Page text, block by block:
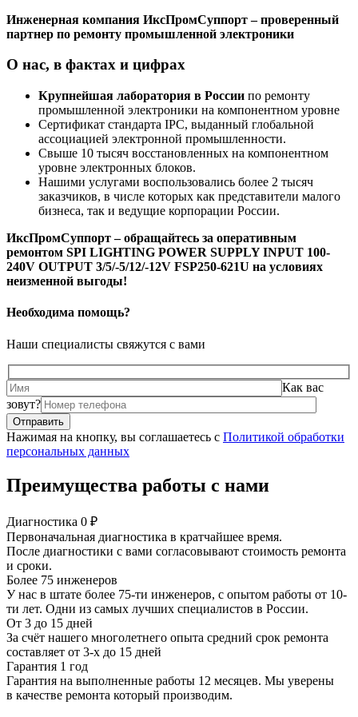
Инженерная компания ИксПромСуппорт – проверенный
партнер по ремонту промышленной электроники
О нас, в фактах и цифрах
Крупнейшая лаборатория в России по ремонту
промышленной электроники на компонентном уровне
Сертификат стандарта IPC, выданный глобальной
ассоциацией электронной промышленности.
Свыше 10 тысяч восстановленных на компонентном
уровне электронных блоков.
Нашими услугами воспользовались более 2 тысяч
заказчиков, в числе которых как представители малого
бизнеса, так и ведущие корпорации России.
ИксПромСуппорт – обращайтесь за оперативным
ремонтом SPI LIGHTING POWER SUPPLY INPUT 100-
240V OUTPUT 3/5/-5/12/-12V FSP250-621U на условиях
неизменной выгоды!
Необходима помощь?
Наши специалисты свяжутся с вами
Как вас
зовут?
Нажимая на кнопку, вы соглашаетесь с Политикой обработки
персональных данных
Преимущества работы с нами
Диагностика 0 ₽
Первоначальная диагностика в кратчайшее время.
После диагностики с вами согласовывают стоимость ремонта
и сроки.
Более 75 инженеров
У нас в штате более 75-ти инженеров, с опытом работы от 10-
ти лет. Одни из самых лучших специалистов в России.
От 3 до 15 дней
За счёт нашего многолетнего опыта средний срок ремонта
составляет от 3-х до 15 дней
Гарантия 1 год
Гарантия на выполненные работы 12 месяцев. Мы уверены
в качестве ремонта который производим.